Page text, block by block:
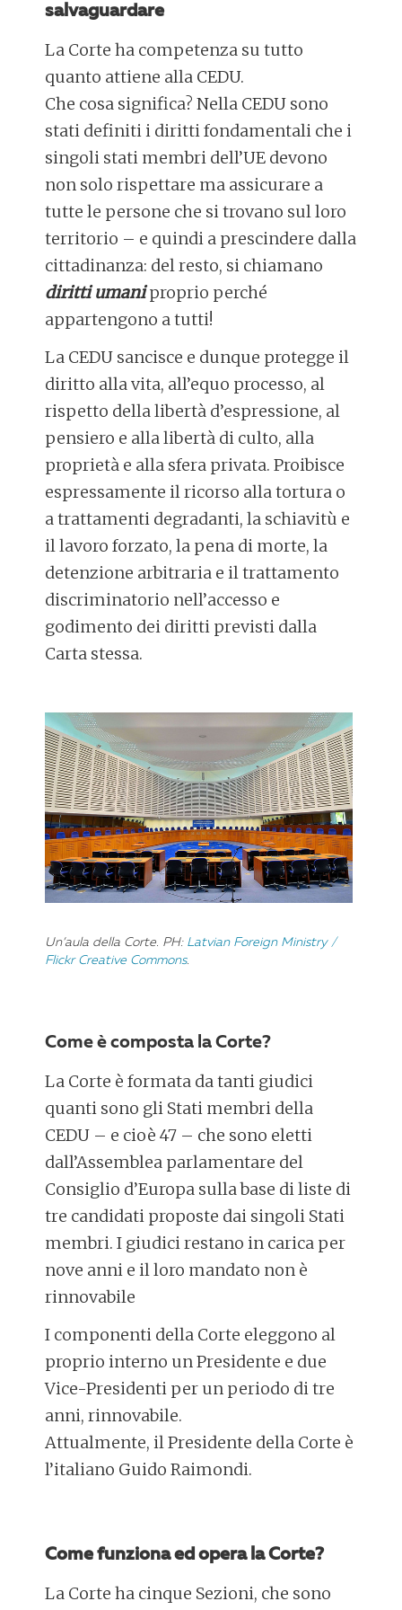
salvaguardare
La Corte ha competenza su tutto
quanto attiene alla CEDU.
Che cosa significa? Nella CEDU sono
stati definiti i diritti fondamentali che i
singoli stati membri dell’UE devono
non solo rispettare ma assicurare a
tutte le persone che si trovano sul loro
territorio – e quindi a prescindere dalla
cittadinanza: del resto, si chiamano
diritti umaniproprio perché
appartengono a tutti!
La CEDU sancisce e dunque protegge il
diritto alla vita, all’equo processo, al
rispetto della libertà d’espressione, al
pensiero e alla libertà di culto, alla
proprietà e alla sfera privata. Proibisce
espressamente il ricorso alla tortura o
a trattamenti degradanti, la schiavitù e
il lavoro forzato, la pena di morte, la
detenzione arbitraria e il trattamento
discriminatorio nell’accesso e
godimento dei diritti previsti dalla
Carta stessa.
Un’aula della Corte. PH: Latvian Foreign Ministry /
Flickr Creative Commons.
Come è composta la Corte?
La Corte è formata da tanti giudici
quanti sono gli Stati membri della
CEDU – e cioè 47 – che sono eletti
dall’Assemblea parlamentare del
Consiglio d’Europa sulla base di liste di
tre candidati proposte dai singoli Stati
membri. I giudici restano in carica per
nove anni e il loro mandato non è
rinnovabile
I componenti della Corte eleggono al
proprio interno un Presidente e due
Vice-Presidenti per un periodo di tre
anni, rinnovabile.
Attualmente, il Presidente della Corte è
l’italiano Guido Raimondi.
Come funziona ed opera la Corte?
La Corte ha cinque Sezioni, che sono